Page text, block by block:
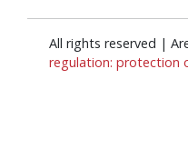
All rights reserved |
regulation: protection